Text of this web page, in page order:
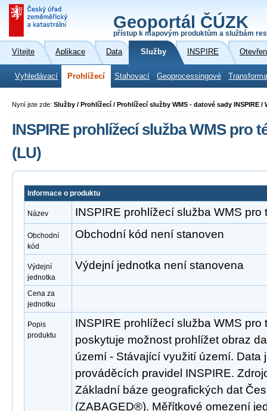
Geoportál ČÚZK
přístup k mapovým produktům a službám
Vítejte Aplikace Data Služby INSPIRE
Vyhledávací Prohlížecí Stahovací Geoprocessingové
Nyní jste zde: Služby / Prohlížecí / Prohlížecí služby WMS - datové sady INSPIRE /
INSPIRE prohlížecí služba WMS pro
(LU)
Informace o produktu
Název INSPIRE prohlížecí služba WMS pro
Obchodní
kód
Obchodní kód není stanoven
Výdejní
jednotka
Výdejní jednotka není stanovena
Cena za
jednotku
Popis
produktu
INSPIRE prohlížecí služba WMS pro
poskytuje možnost prohlížet obraz
území - Stávající využití území. Data
prováděcích pravidel INSPIRE.
Základní báze geografických dat
(ZABAGED®). Měřítkové omezení